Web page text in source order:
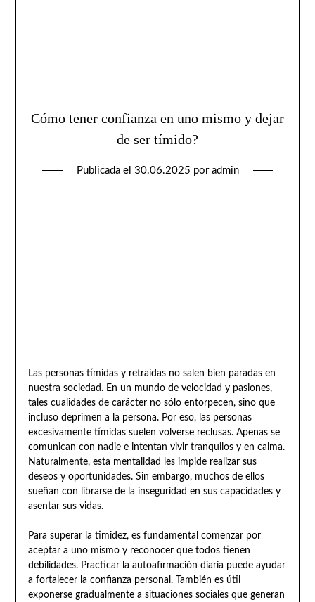
Cómo tener confianza en uno mismo y dejar
de ser tímido?
Publicada el 30.06.2025 por admin
Las personas tímidas y retraídas no salen bien paradas en
nuestra sociedad. En un mundo de velocidad y pasiones,
tales cualidades de carácter no sólo entorpecen, sino que
incluso deprimen a la persona. Por eso, las personas
excesivamente tímidas suelen volverse reclusas. Apenas se
comunican con nadie e intentan vivir tranquilos y en calma.
Naturalmente, esta mentalidad les impide realizar sus
deseos y oportunidades. Sin embargo, muchos de ellos
sueñan con librarse de la inseguridad en sus capacidades y
asentar sus vidas.
Para superar la timidez, es fundamental comenzar por
aceptar a uno mismo y reconocer que todos tienen
debilidades. Practicar la autoafirmación diaria puede ayudar
a fortalecer la confianza personal. También es útil
exponerse gradualmente a situaciones sociales que generan